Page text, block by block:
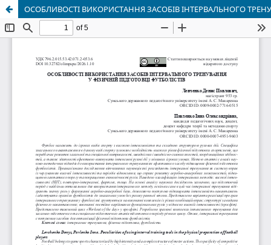
ОСОБЛИВОСТІ ВИКОРИСТАННЯ ЗАСОБІВ ІНТЕРВАЛЬНОГО